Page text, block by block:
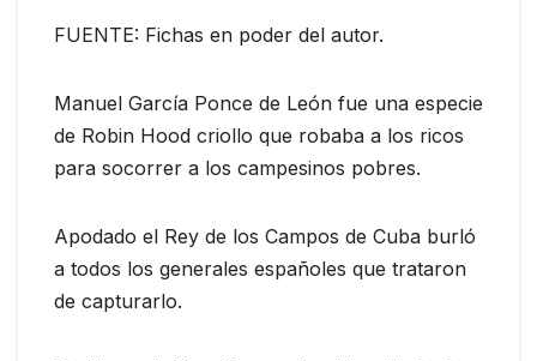
FUENTE: Fichas en poder del autor.
Manuel García Ponce de León fue una especie
de Robin Hood criollo que robaba a los ricos
para socorrer a los campesinos pobres.
Apodado el Rey de los Campos de Cuba burló
a todos los generales españoles que trataron
de capturarlo.